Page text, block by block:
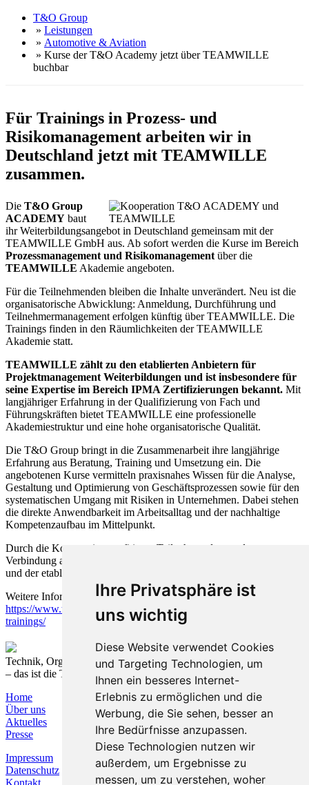
Ihre Privatsphäre ist
uns wichtig
Diese Website verwendet Cookies
und Targeting Technologien, um
Ihnen ein besseres Internet-
Erlebnis zu ermöglichen und die
Werbung, die Sie sehen, besser an
Ihre Bedürfnisse anzupassen.
Diese Technologien nutzen wir
außerdem, um Ergebnisse zu
messen, um zu verstehen, woher
T&O Group
» Leistungen
» Automotive & Aviation
» Kurse der T&O Academy jetzt über TEAMWILLE
buchbar
Für Trainings in Prozess- und
Risikomanagement arbeiten wir in
Deutschland jetzt mit TEAMWILLE
zusammen.
Die T&O Group
ACADEMY baut
ihr Weiterbildungsangebot in Deutschland gemeinsam mit der
TEAMWILLE GmbH aus. Ab sofort werden die Kurse im Bereich
Prozessmanagement und Risikomanagementüber die
TEAMWILLE Akademie angeboten.
Für die Teilnehmenden bleiben die Inhalte unverändert. Neu ist die
organisatorische Abwicklung: Anmeldung, Durchführung und
Teilnehmermanagement erfolgen künftig über TEAMWILLE. Die
Trainings finden in den Räumlichkeiten der TEAMWILLE
Akademie statt.
TEAMWILLE zählt zu den etablierten Anbietern für
Projektmanagement Weiterbildungen und ist insbesondere für
seine Expertise im Bereich IPMA Zertifizierungen bekannt. Mit
langjähriger Erfahrung in der Qualifizierung von Fach und
Führungskräften bietet TEAMWILLE eine professionelle
Akademiestruktur und eine hohe organisatorische Qualität.
Die T&O Group bringt in die Zusammenarbeit ihre langjährige
Erfahrung aus Beratung, Training und Umsetzung ein. Die
angebotenen Kurse vermitteln praxisnahes Wissen für die Analyse,
Gestaltung und Optimierung von Geschäftsprozessen sowie für den
systematischen Umgang mit Risiken in Unternehmen. Dabei stehen
die direkte Anwendbarkeit im Arbeitsalltag und der nachhaltige
Kompetenzaufbau im Mittelpunkt.
Durch die Kooperation profitieren Teilnehmende von der
Verbindung aus bewährten Trainingsinhalten der T&O Academy
und der etablierten Weiterbildungsplattform von TEAMWILLE.
Weitere Informationen zu den Kursen finden Sie hier:
https://www.teamwille.com/leistungen/training/prozessmanagement-
trainings/
Technik, Organisation und Prozesse nachhaltig verbinden
– das ist die T&O Group.
Home
Über uns
Aktuelles
Presse
Impressum
Datenschutz